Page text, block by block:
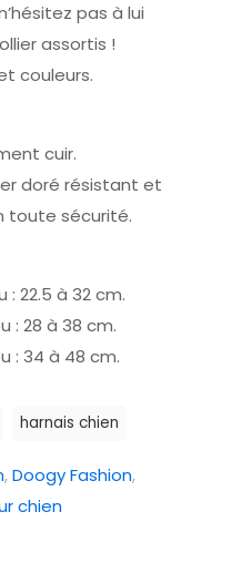
pas à lui
assortis !
couleurs.
cuir.
doré résistant et
toute sécurité.
: 22.5 à 32 cm.
: 28 à 38 cm.
: 34 à 48 cm.
,Doogy Fashion,
chien
harnais chien